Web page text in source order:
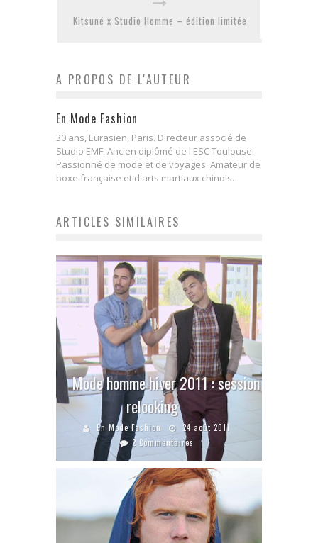
Kitsuné x Studio Homme – édition limitée
A PROPOS DE L'AUTEUR
En Mode Fashion
30 ans, Eurasien, Paris. Directeur associé de
Studio EMF. Ancien diplômé de l'ESC Toulouse.
Passionné de mode et de voyages. Amateur de
boxe française et d'arts martiaux chinois.
ARTICLES SIMILAIRES
Mode homme hiver 2011 : session
relooking
En Mode Fashion
24 août 2011
2 Commentaires